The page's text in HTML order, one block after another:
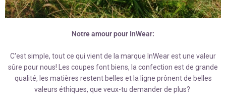
Notre amour pour InWear:
C'est simple, tout ce qui vient de la marque InWear est une valeur
sûre pour nous! Les coupes font biens, la confection est de grande
qualité, les matières restent belles et la ligne prônent de belles
valeurs éthiques, que veux-tu demander de plus?